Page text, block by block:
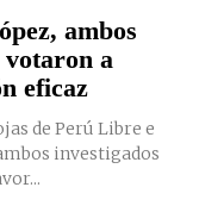
ambos
votaron a
eficaz
de Perú Libre e
investigados